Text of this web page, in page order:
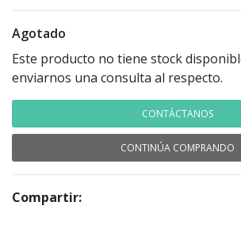
Agotado
Este producto no tiene stock
enviarnos una consulta al respecto.
CONTÁCTANOS
CONTINÚA COMPRANDO
Compartir: